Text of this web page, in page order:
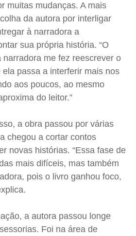
muitas mudanças. A mais
da autora por interligar
à narradora a
sua própria história. “O
narradora me fez reescrever o
ela passa a interferir mais nos
aos poucos, ao mesmo
do leitor.”
a obra passou por várias
chegou a cortar contos
novas histórias. “Essa fase de
mais difíceis, mas também
pois o livro ganhou foco,
a autora passou longe
Foi na área de